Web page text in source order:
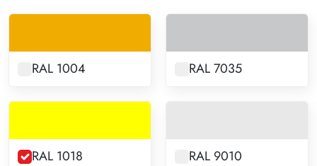
RAL 1004 RAL 7035
RAL 1018 RAL 9010